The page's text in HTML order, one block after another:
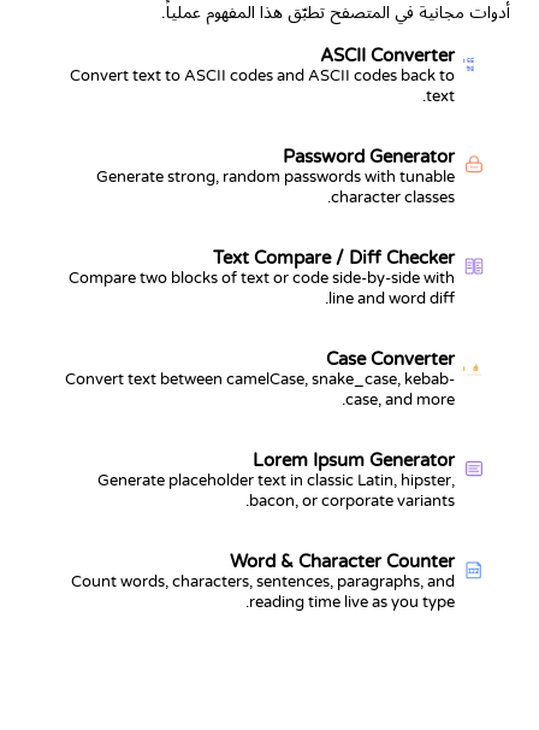
أدوات مجانية في المتصفح تطبّق هذا المفهوم عملياً.
Ab65
98
ASCII Converter
Convert text to ASCII codes and ASCII codes back to
text.
Password Generator
Generate strong, random passwords with tunable
character classes.
Text Compare / Diff Checker
Compare two blocks of text or code side-by-side with
line and word diff.
Aa a
Case Converter
Convert text between camelCase, snake_case, kebab-
case, and more.
Lorem Ipsum Generator
Generate placeholder text in classic Latin, hipster,
bacon, or corporate variants.
123
Word & Character Counter
Count words, characters, sentences, paragraphs, and
reading time live as you type.